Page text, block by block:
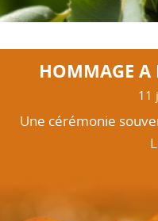
HOMMAGE A
11
Une cérémonie